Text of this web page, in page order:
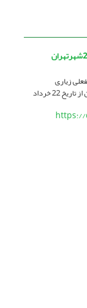
تحلیل وضعیت شاخص های تاب آوری کالبدی منطقه 2شهرتهران
زیاری
تاریخ 22 خرداد
https://